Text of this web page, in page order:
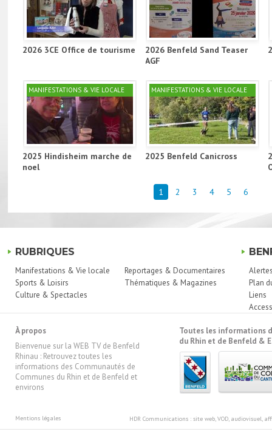
2026 3CE Office de tourisme
2026 Benfeld Sand Teaser
AGF
MANIFESTATIONS & VIE LOCALE
2025 Hindisheim marche de
noel
MANIFESTATIONS & VIE LOCALE
2025 Benfeld Canicross
1 2 3 4 5 6
RUBRIQUES
Manifestations & Vie locale
Sports & Loisirs
Culture & Spectacles
Reportages & Documentaires
Thématiques & Magazines
Plan
Liens
À propos
Bienvenue sur la WEB TV de Benfeld
Rhinau : Retrouvez toutes les
informations des Communautés de
Communes du Rhin et de Benfeld et
environs
Toutes les informations
du Rhin et de Benfeld &
Mentions légales HDR Communications : site web, VOD, audiovisuel,